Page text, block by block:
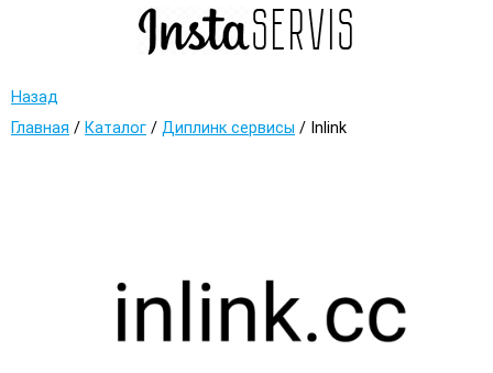
Назад
Главная / Каталог / Диплинк сервисы / Inlink